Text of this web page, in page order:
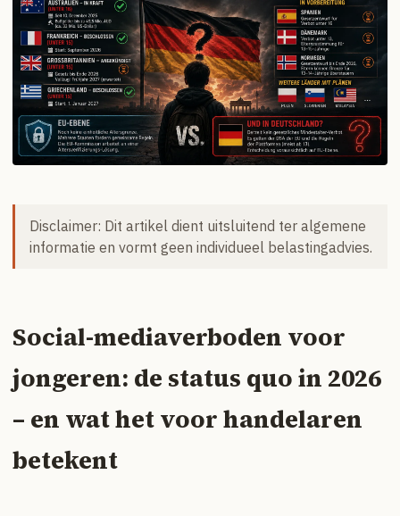
Disclaimer: Dit artikel dient uitsluitend ter algemene
informatie en vormt geen individueel belastingadvies.
Social-mediaverboden voor
jongeren: de status quo in 2026
– en wat het voor handelaren
betekent